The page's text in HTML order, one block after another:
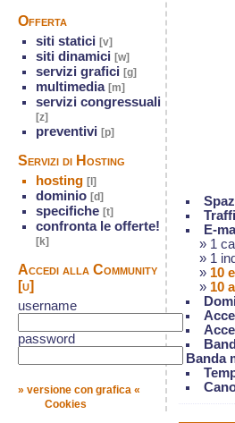
Offerta
siti statici [v]
siti dinamici [w]
servizi grafici [g]
multimedia [m]
servizi congressuali
[z]
preventivi [p]
Servizi di Hosting
hosting [l]
dominio [d]
specifiche [t]
confronta le offerte!
[k]
Accedi alla Community
[u]
username
password
» versione con grafica «
Cookies
E-
» 1
» 1
» 10
» 10
Banda